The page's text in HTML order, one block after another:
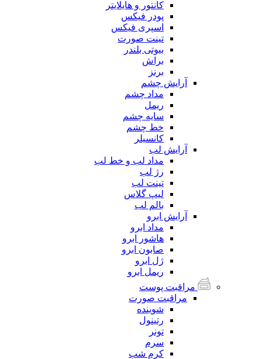
کانتور و هایلایتر
پودر فیکس
اسپری فیکس
تینت صورت
بیوتی بلندر
براش
برنز
آرایش چشم
مداد چشم
ریمل
سایه چشم
خط چشم
کانسیلر
آرایش لب
مداد لب و خط لب
رژ لب
تینت لب
لیپ گلاس
بالم لب
آرایش ابرو
مداد ابرو
هاشور ابرو
صابون ابرو
ژل ابرو
ریمل ابرو
مراقبت پوست
مراقبت صورت
شوینده
رتینول
تونر
سرم
کرم شب